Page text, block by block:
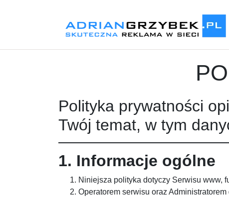
Polityka prywatności
Twój temat, w tym
1. Informacje ogólne
Niniejsza polityka dotyczy Serwisu www,
Operatorem serwisu oraz